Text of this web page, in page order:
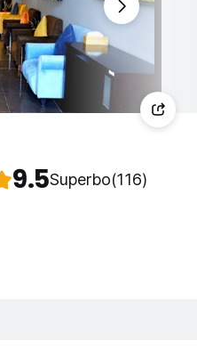
9.5Superbo(116)